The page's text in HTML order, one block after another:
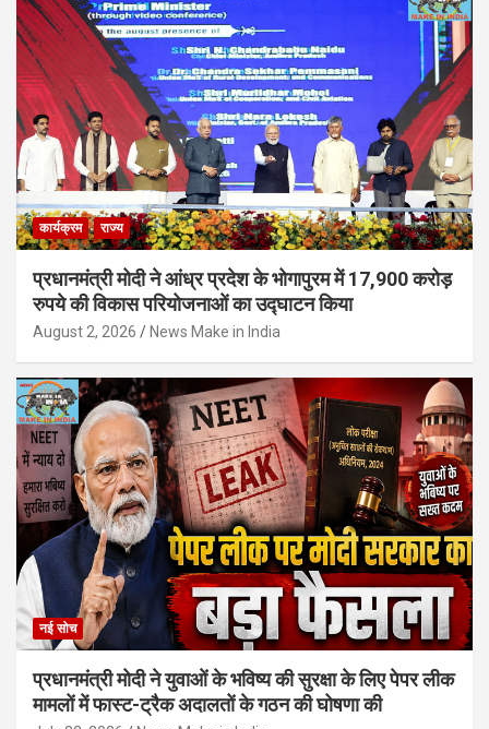
कार्यक्रम राज्य
प्रधानमंत्री मोदी ने आंध्र प्रदेश के भोगापुरम में 17,900 करोड़
रुपये की विकास परियोजनाओं का उद्घाटन किया
August 2, 2026 News Make in India
नई सोच
प्रधानमंत्री मोदी ने युवाओं के भविष्य की सुरक्षा के लिए पेपर लीक
मामलों में फास्ट-ट्रैक अदालतों के गठन की घोषणा की